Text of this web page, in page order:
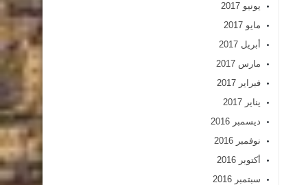
يونيو 2017
مايو 2017
أبريل 2017
مارس 2017
فبراير 2017
يناير 2017
ديسمبر 2016
نوفمبر 2016
أكتوبر 2016
سبتمبر 2016